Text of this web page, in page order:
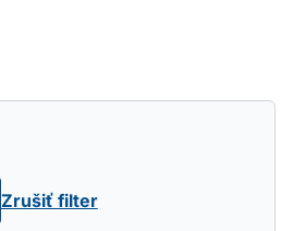
Zrušiť filter